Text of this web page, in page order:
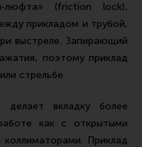
(friction lock),
прикладом и трубой,
выстреле. Запирающий
поэтому приклад
стрельбе.
делает вкладку более
как с открытыми
Приклад